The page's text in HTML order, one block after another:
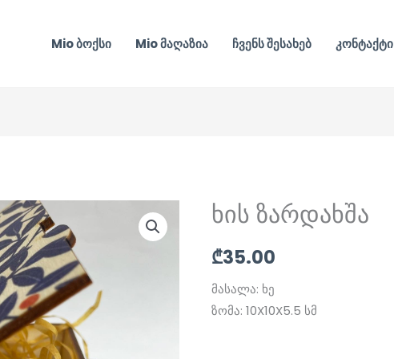
Mio ბოქსი Mio მაღაზია ჩვენს შესახებ კონტაქტი
ხის ზარდახშა
₾35.00
მასალა: ხე
ზომა: 10X10X5.5 სმ